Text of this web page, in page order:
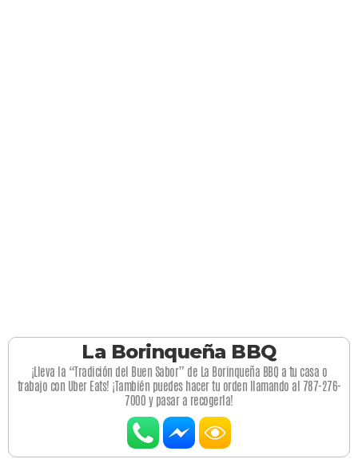
La Borinqueña BBQ
¡Lleva la “Tradición del Buen Sabor” de La Borinqueña BBQ a tu casa o
trabajo con Uber Eats! ¡También puedes hacer tu orden llamando al 787-276-
7000 y pasar a recogerla!